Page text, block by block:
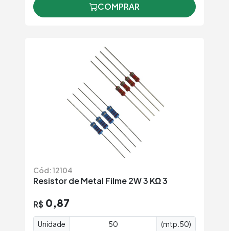
COMPRAR
Cód: 12104
Resistor de Metal Filme 2W 3 KΩ 3
R$ 0,87
Unidade (mtp.50)